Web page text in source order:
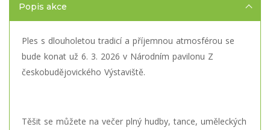
Popis akce
Ples s dlouholetou tradicí a příjemnou atmosférou se
bude konat už 6. 3. 2026 v Národním pavilonu Z
českobudějovického Výstaviště.
Těšit se můžete na večer plný hudby, tance, uměleckých